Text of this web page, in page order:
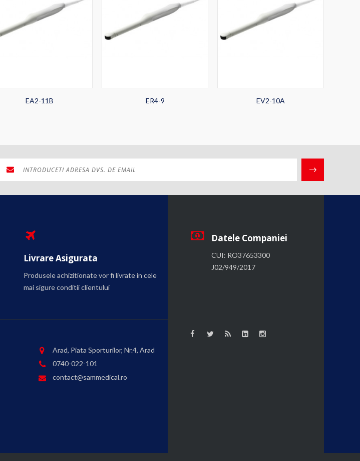
EA2-11B ER4-9 EV2-10A
Livrare Asigurata
Produsele achizitionate vor fi livrate in cele
mai sigure conditii clientului
Datele Companiei
CUI: RO37653300
J02/949/2017
Arad, Piata Sporturilor, Nr.4, Arad
0740-022-101
contact@sammedical.ro